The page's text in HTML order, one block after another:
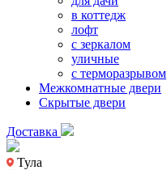
в коттедж
лофт
с зеркалом
уличные
с терморазрывом
Межкомнатные двери
Скрытые двери
Доставка
Тула